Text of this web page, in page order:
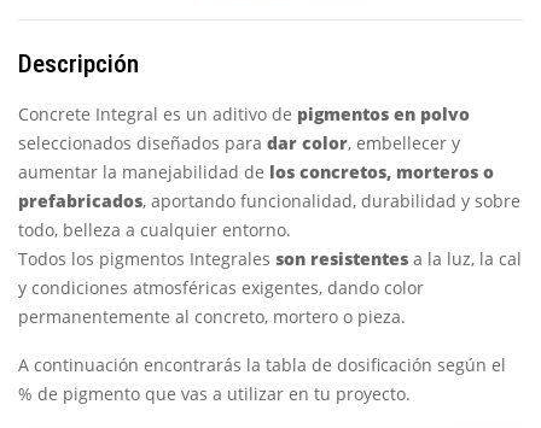
Descripción
Concrete Integral es un aditivo de pigmentos en polvo
seleccionados diseñados para dar color, embellecer y
aumentar la manejabilidad de los concretos, morteros o
prefabricados, aportando funcionalidad, durabilidad y sobre
todo, belleza a cualquier entorno.
Todos los pigmentos Integrales son resistentes a la luz, la cal
y condiciones atmosféricas exigentes, dando color
permanentemente al concreto, mortero o pieza.
A continuación encontrarás la tabla de dosificación según el
% de pigmento que vas a utilizar en tu proyecto.